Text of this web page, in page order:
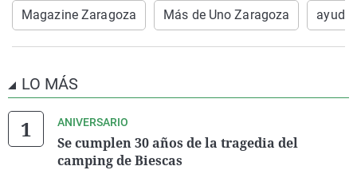
Magazine Zaragoza Más de Uno Zaragoza ayuda
LO MÁS
ANIVERSARIO
Se cumplen 30 años de la tragedia del
camping de Biescas